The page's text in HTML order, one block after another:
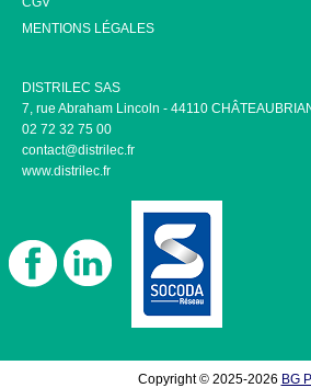
MENTIONS LÉGALES
DISTRILEC SAS
7, rue Abraham Lincoln - 44110
02 72 32 75 00
contact@distrilec.fr
www.distrilec.fr
Copyright © 2025-2026 BG